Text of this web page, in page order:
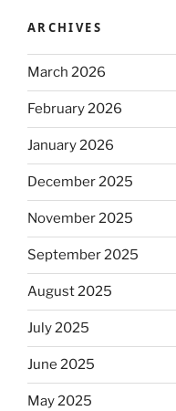
ARCHIVES
March 2026
February 2026
January 2026
December 2025
November 2025
September 2025
August 2025
July 2025
June 2025
May 2025